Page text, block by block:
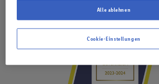
Alle ablehnen
Cookie-Einstellungen